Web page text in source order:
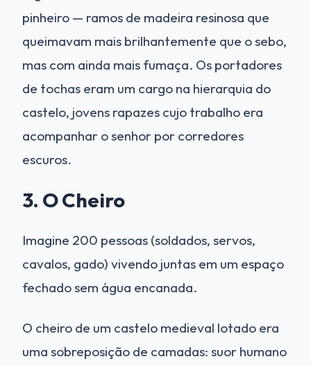
pinheiro — ramos de madeira resinosa que
queimavam mais brilhantemente que o sebo,
mas com ainda mais fumaça. Os portadores
de tochas eram um cargo na hierarquia do
castelo, jovens rapazes cujo trabalho era
acompanhar o senhor por corredores
escuros.
3. O Cheiro
Imagine 200 pessoas (soldados, servos,
cavalos, gado) vivendo juntas em um espaço
fechado sem água encanada.
O cheiro de um castelo medieval lotado era
uma sobreposição de camadas: suor humano